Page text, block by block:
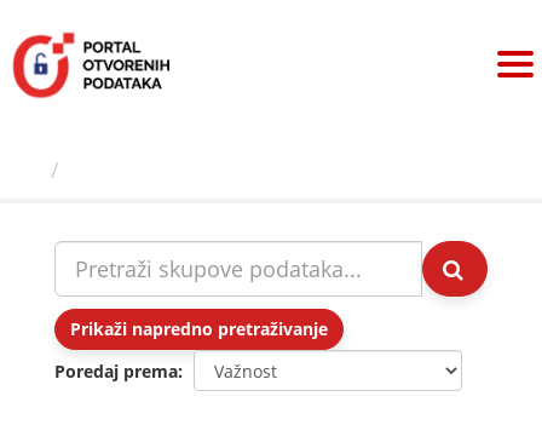
sadržaj
Prikaži napredno pretraživanje
Poredaj prema